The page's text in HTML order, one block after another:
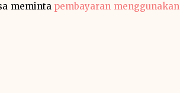
meminta pembayaran menggunakan